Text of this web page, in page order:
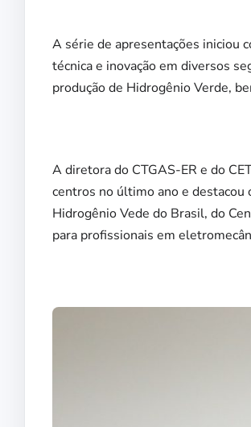
A série de apresentações iniciou
técnica e inovação em diversos
produção de Hidrogênio Verde,
A diretora do CTGAS-ER e do
centros no último ano e destacou
Hidrogênio Vede do Brasil, do
para profissionais em